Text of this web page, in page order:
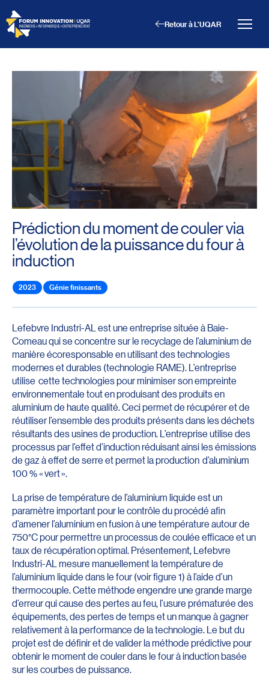
Menu principal Aller au contenu Recherche
Taille du texte
Interlignage du texte
Espacement du texte
Retour à L'UQAR
Prédiction du moment de couler via
l’évolution de la puissance du four à
induction
2023 Génie finissants
Lefebvre Industri-AL est une entreprise située à Baie-
Comeau qui se concentre sur le recyclage de l’aluminium de
manière écoresponsable en utilisant des technologies
modernes et durables (technologie RAME). L’entreprise
utilise cette technologies pour minimiser son empreinte
environnementale tout en produisant des produits en
aluminium de haute qualité. Ceci permet de récupérer et de
réutiliser l’ensemble des produits présents dans les déchets
résultants des usines de production. L’entreprise utilise des
processus par l’effet d’induction réduisant ainsi les émissions
de gaz à effet de serre et permet la production d’aluminium
100 % « vert ».
La prise de température de l’aluminium liquide est un
paramètre important pour le contrôle du procédé afin
d’amener l’aluminium en fusion à une température autour de
750°C pour permettre un processus de coulée efficace et un
taux de récupération optimal. Présentement, Lefebvre
Industri-AL mesure manuellement la température de
l’aluminium liquide dans le four (voir figure 1) à l’aide d’un
thermocouple. Cette méthode engendre une grande marge
d’erreur qui cause des pertes au feu, l’usure prématurée des
équipements, des pertes de temps et un manque à gagner
relativement à la performance de la technologie. Le but du
projet est de définir et de valider la méthode prédictive pour
obtenir le moment de couler dans le four à induction basée
sur les courbes de puissance.